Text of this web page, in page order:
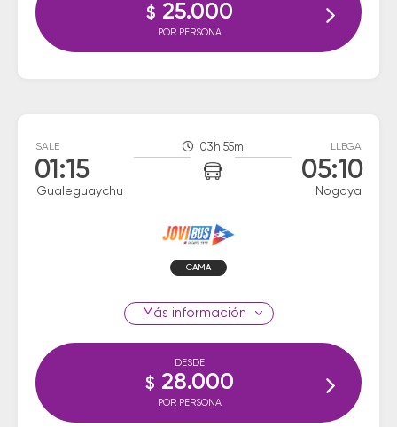
$ 25.000
POR PERSONA
SALE
01:15
Gualeguaychu
03h 55m LLEGA
05:10
Nogoya
CAMA
información
DESDE
$ 28.000
POR PERSONA